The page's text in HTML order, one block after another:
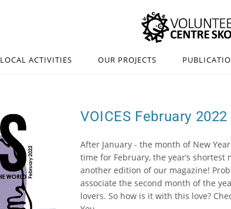
LOCAL ACTIVITIES OUR PROJECTS
VOICES February 2022
After January - the month of New
time for February, the year’s
another edition of our magazine!
associate the second month of the
lovers. So how is it with this love?